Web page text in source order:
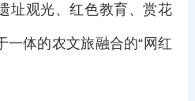
址观光、红色教育、赏花
一体的农文旅融合的“网红